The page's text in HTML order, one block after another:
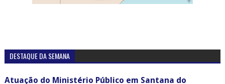
DESTAQUE DA SEMANA
Atuação do Ministério Público em Santana do